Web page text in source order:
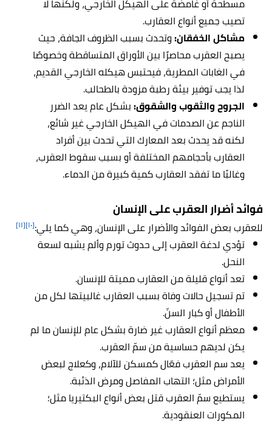
مسطحة أو غامضة على الهيكل الخارجي، ولكنها لا
تصيب جميع أنواع العقارب.
مشاكل الخفقان:وتحدث بسبب الظروف الجافة، حيث
يصبح العقرب محاصرًا بين الأوراق المتساقطة وخصوصًا
في الغابات المطرية، فيحتبس هيكله الخارجي القديم،
لذا يجب توفير بيئة رطبة مزودة بالطحالب.
الجروح والثقوب والشقوق:بشكل عام يعد الضرر
الناجم عن الصدمات في الهيكل الخارجي غير شائع،
لكنه قد يحدث بعد المعارك التي تحدث بين أفراد
العقارب بأحجامهم المختلفة أو بسبب سقوط العقرب،
وغالبًا ما تفقد العقارب كمية كبيرة من الدماء.
فوائد أضرار العقرب على الإنسان
للعقرب بعض الفوائد والأضرار على الإنسان، وهي كما يلي:[١٠] [١١]
تؤدي لدغة العقرب إلى حدوث تورم وألم يشبه لسعة
النحل.
تعد أنواع قليلة من العقارب مميتة للإنسان.
تم تسجيل حالات وفاة بسبب العقارب غالبيتها لكل من
الأطفال أو كبار السنّ.
معظم أنواع العقارب غير ضارة بشكل عام للإنسان ما لم
يكن لديهم حساسية من سمّ العقرب.
يعد سم العقرب فعّال كمسكن للآلام، وكعلاج لبعض
الأمراض مثل؛ التهاب المفاصل ومرض الذئبة.
يستطيع سمّ العقرب قتل بعض أنواع البكتيريا مثل؛
المكورات العنقودية.